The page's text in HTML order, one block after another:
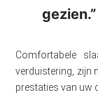
Comfortabele
verduistering, zijn
prestaties van uw